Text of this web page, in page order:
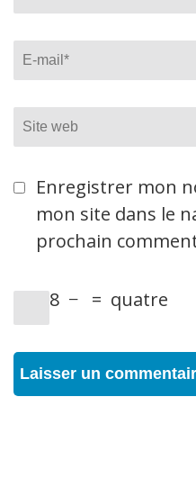
Email*
Site
web
Enregistrer mon
mon site dans le
prochain
8 − = quatre